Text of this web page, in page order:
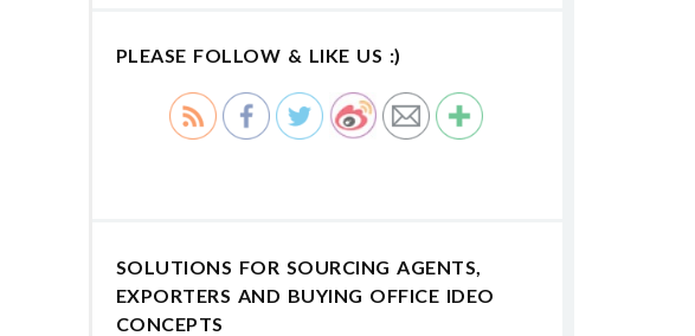
PLEASE FOLLOW & LIKE US :)
SOLUTIONS FOR SOURCING AGENTS,
EXPORTERS AND BUYING OFFICE IDEO
CONCEPTS